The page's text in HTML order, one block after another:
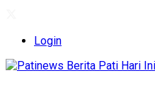
Login